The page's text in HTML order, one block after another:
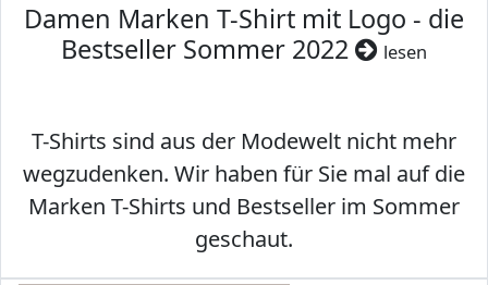
Damen Marken T-Shirt mit Logo - die
Bestseller Sommer 2022
lesen
T-Shirts sind aus der Modewelt nicht mehr
wegzudenken. Wir haben für Sie mal auf die
Marken T-Shirts und Bestseller im Sommer
geschaut.